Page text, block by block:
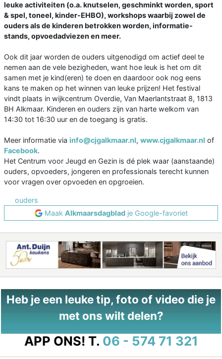
leuke activiteiten (o.a. knutselen, geschminkt worden, sport
& spel, toneel, kinder-EHBO), workshops waarbij zowel de
ouders als de kinderen betrokken worden, informatie-
stands, opvoedadviezen en meer.
Ook dit jaar worden de ouders uitgenodigd om actief deel te
nemen aan de vele bezigheden, want hoe leuk is het om dit
samen met je kind(eren) te doen en daardoor ook nog eens
kans te maken op het winnen van leuke prijzen! Het festival
vindt plaats in wijkcentrum Overdie, Van Maerlantstraat 8, 1813
BH Alkmaar. Kinderen en ouders zijn van harte welkom van
14:30 tot 16:30 uur en de toegang is gratis.
Meer informatie via info@cjgalkmaar.nl, www.cjgalkmaar.nl of
Facebook.
Het Centrum voor Jeugd en Gezin is dé plek waar (aanstaande)
ouders, opvoeders, jongeren en professionals terecht kunnen
voor vragen over opvoeden en opgroeien.
ouders
Maak Alkmaarsdagbladje Google-favoriet
Heb je een leuke tip, foto of video die je
met ons wilt delen?
APP ONS! T. 06 - 574 71 321